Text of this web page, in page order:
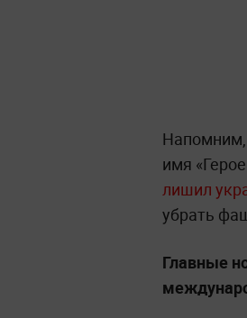
Напомним,
имя
лишил
убрать
Главные